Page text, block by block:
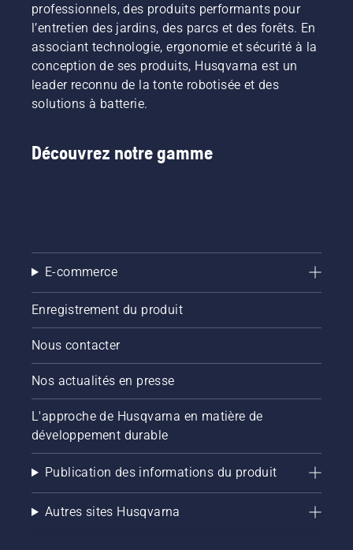
professionnels, des produits performants pour
l’entretien des jardins, des parcs et des forêts. En
associant technologie, ergonomie et sécurité à la
conception de ses produits, Husqvarna est un
leader reconnu de la tonte robotisée et des
solutions à batterie.
Découvrez notre gamme
E-commerce
Enregistrement du produit
Nous contacter
Nos actualités en presse
L'approche de Husqvarna en matière de
développement durable
Publication des informations du produit
Autres sites Husqvarna